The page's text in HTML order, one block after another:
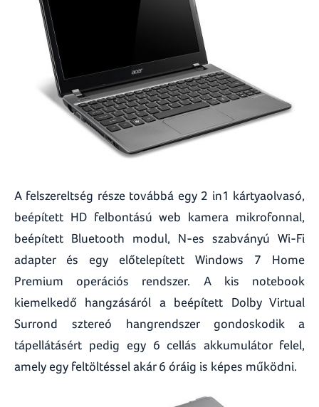
A felszereltség része továbbá egy 2 in1 kártyaolvasó,
beépített HD felbontású web kamera mikrofonnal,
beépített Bluetooth modul, N-es szabványú Wi-Fi
adapter és egy előtelepített Windows 7 Home
Premium operációs rendszer. A kis notebook
kiemelkedő hangzásáról a beépített Dolby Virtual
Surrond sztereó hangrendszer gondoskodik a
tápellátásért pedig egy 6 cellás akkumulátor felel,
amely egy feltöltéssel akár 6 óráig is képes működni.